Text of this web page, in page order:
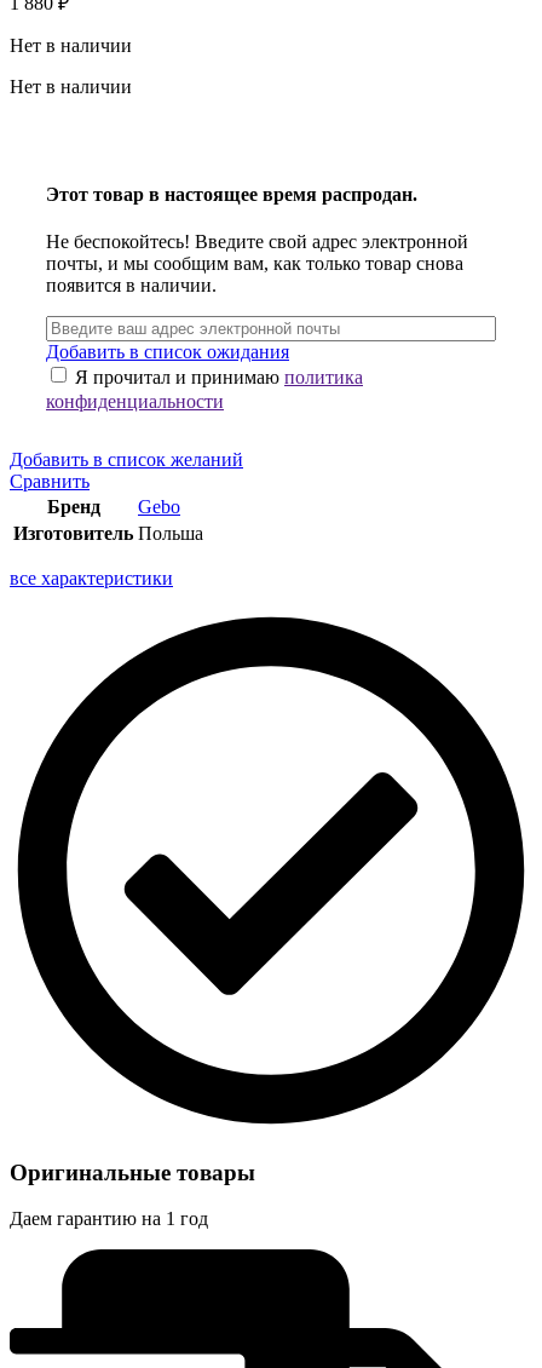
Нет в наличии
Нет в наличии
Этот товар в настоящее время распродан.
Не беспокойтесь! Введите свой адрес электронной
почты, и мы сообщим вам, как только товар снова
появится в наличии.
Добавить в список ожидания
Я прочитал и принимаю политика
конфиденциальности
Добавить в список желаний
Сравнить
Бренд
Gebo
Изготовитель Польша
все характеристики
Оригинальные товары
Даем гарантию на 1 год